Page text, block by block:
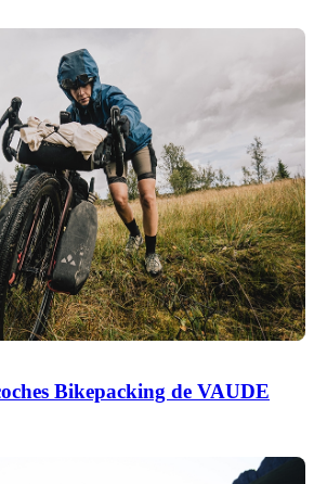
Bikepacking de VAUDE